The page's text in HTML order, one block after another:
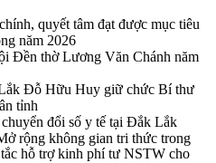
quyết tâm đạt được mục tiêu
năm 2026
Đền thờ Lương Văn Chánh năm
Đỗ Hữu Huy giữ chức Bí thư
tỉnh
đổi số y tế tại Đắk Lắk
rộng không gian tri thức trong
hỗ trợ kinh phí tư NSTW cho